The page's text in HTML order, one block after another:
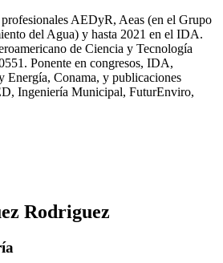
AEDyR, Aeas (en el Grupo
del Agua) y hasta 2021 en el IDA.
de Ciencia y Tecnología
Ponente en congresos, IDA,
Energía, Conama, y publicaciones
Ingeniería Municipal, FuturEnviro,
Rodriguez